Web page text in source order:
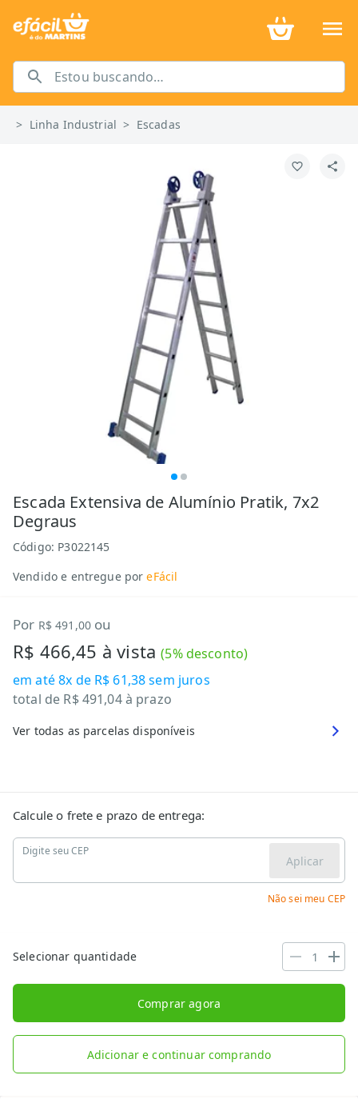
> Linha Industrial > Escadas
Escada Extensiva de Alumínio Pratik, 7x2
Degraus
Código: P3022145
Vendido e entregue por eFácil
Por R$ 491,00 ou
R$ 466,45 à vista(5% desconto)
em até8x de R$ 61,38sem juros
total de R$ 491,04à prazo
Ver todas as parcelas disponíveis
Calcule o frete e prazo de entrega:
Digite seu CEP
Aplicar
Não sei meu CEP
Selecionar quantidade
Comprar agora
Adicionar e continuar comprando